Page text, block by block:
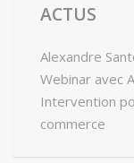
ACTUS
Alexandre
Webinar avec
Intervention
commerce